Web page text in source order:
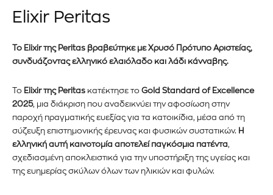
Elixir Peritas
Το Elixir της Peritas βραβεύτηκε με Χρυσό Πρότυπο Αριστείας,
συνδυάζοντας ελληνικό ελαιόλαδο και λάδι κάνναβης.
Το Elixir της Peritas κατέκτησε το Gold Standard of Excellence
2025, μια διάκριση που αναδεικνύει την αφοσίωση στην
παροχή πραγματικής ευεξίας για τα κατοικίδια, μέσα από τη
σύζευξη επιστημονικής έρευνας και φυσικών συστατικών. Η
ελληνική αυτή καινοτομία αποτελεί παγκόσμια πατέντα,
σχεδιασμένη αποκλειστικά για την υποστήριξη της υγείας και
της ευημερίας σκύλων όλων των ηλικιών και φυλών.